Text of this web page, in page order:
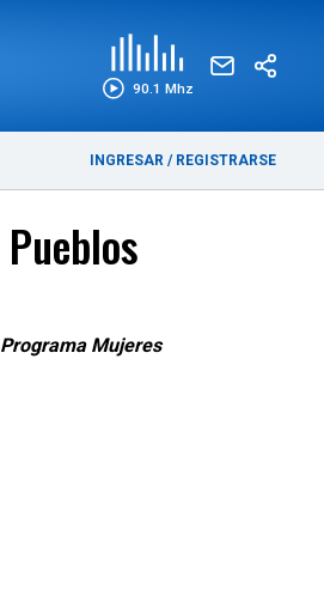
90.1 Mhz
INGRESAR / REGISTRARSE
Mujeres